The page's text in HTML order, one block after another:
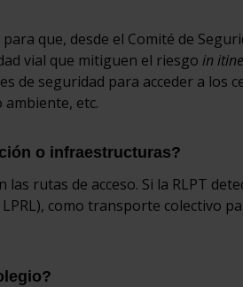
que, desde el Comité de
vial que mitiguen el riesgo in
de seguridad para acceder a los
etc.
o infraestructuras?
rutas de acceso. Si la RLPT
como transporte colectivo